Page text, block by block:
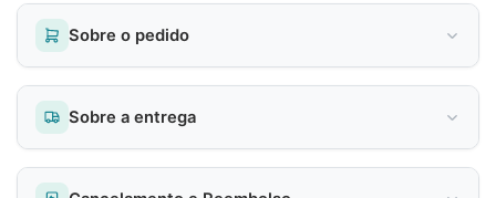
Sobre o pedido
Sobre a entrega